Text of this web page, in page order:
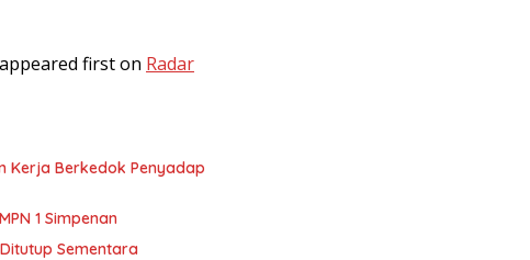
appeared first on Radar
Kerja Berkedok Penyadap
1 Simpenan
Sementara